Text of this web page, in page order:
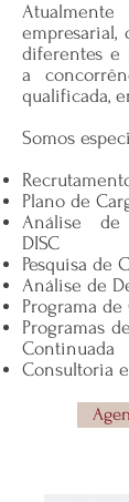
diferentes e
a
qualificada,
Somos
Plano de
Análise de
DISC
Pesquisa de
Análise de
Programa
Programas
Continuada
Consultoria